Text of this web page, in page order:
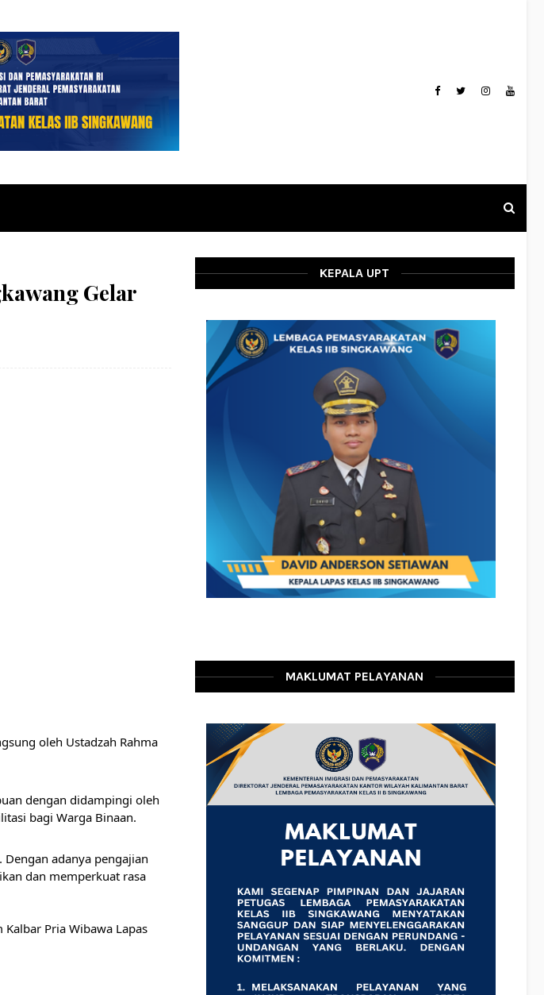
Gelar
oleh Ustadzah Rahma
dengan didampingi oleh
bagi Warga Binaan.
adanya pengajian
dan memperkuat rasa
Pria Wibawa Lapas
KEPALA UPT
MAKLUMAT PELAYANAN